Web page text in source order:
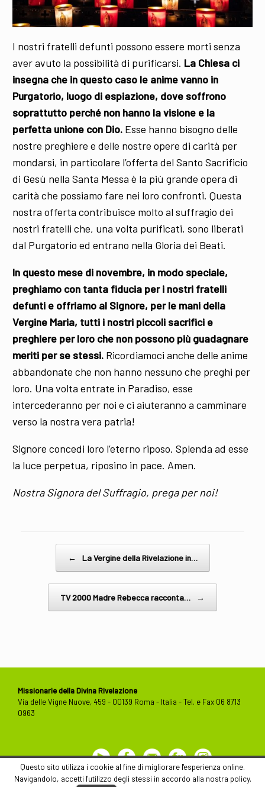
I nostri fratelli defunti possono essere morti senza
aver avuto la possibilità di purificarsi. La Chiesa ci
insegna che in questo caso le anime vanno in
Purgatorio, luogo di espiazione, dove soffrono
soprattutto perché non hanno la visione e la
perfetta unione con Dio. Esse hanno bisogno delle
nostre preghiere e delle nostre opere di carità per
mondarsi, in particolare l’offerta del Santo Sacrificio
di Gesù nella Santa Messa è la più grande opera di
carità che possiamo fare nei loro confronti. Questa
nostra offerta contribuisce molto al suffragio dei
nostri fratelli che, una volta purificati, sono liberati
dal Purgatorio ed entrano nella Gloria dei Beati.
In questo mese di novembre, in modo speciale,
preghiamo con tanta fiducia per i nostri fratelli
defunti e offriamo al Signore, per le mani della
Vergine Maria, tutti i nostri piccoli sacrifici e
preghiere per loro che non possono più guadagnare
meriti per se stessi. Ricordiamoci anche delle anime
abbandonate che non hanno nessuno che preghi per
loro. Una volta entrate in Paradiso, esse
intercederanno per noi e ci aiuteranno a camminare
verso la nostra vera patria!
Signore concedi loro l’eterno riposo. Splenda ad esse
la luce perpetua, riposino in pace. Amen.
Nostra Signora del Suffragio, prega per noi!
← La Vergine della Rivelazione in…
TV 2000 Madre Rebecca racconta… →
Missionarie della Divina Rivelazione
Via delle Vigne Nuove, 459 - 00139 Roma - Italia - Tel. e Fax 06 8713
0963
YoutubeFacebook
Contact
Us
FlickrInstagram
Questo sito utilizza i cookie al fine di migliorare l'esperienza online.
Navigandolo, accetti l'utilizzo degli stessi in accordo alla nostra policy.